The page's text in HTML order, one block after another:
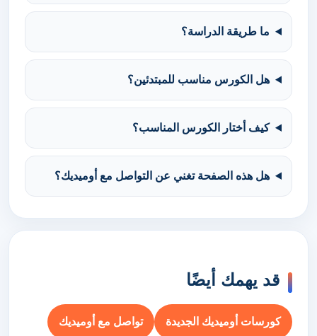
ما طريقة الدراسة؟
هل الكورس مناسب للمبتدئين؟
كيف أختار الكورس المناسب؟
هل هذه الصفحة تغني عن التواصل مع أوميديك؟
قد يهمك أيضًا
كورسات أوميديك الجديدة تواصل مع أوميديك